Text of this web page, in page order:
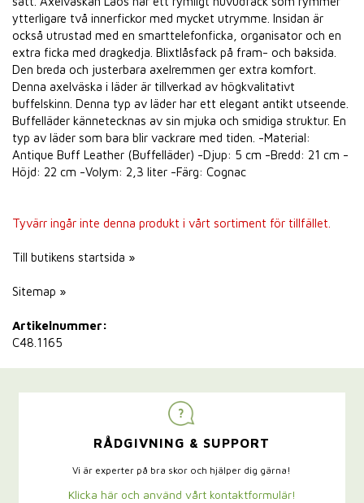
ytterligare två innerfickor med mycket utrymme. Insidan är
också utrustad med en smarttelefonficka, organisator och en
extra ficka med dragkedja. Blixtlåsfack på fram- och baksida.
Den breda och justerbara axelremmen ger extra komfort.
Denna axelväska i läder är tillverkad av högkvalitativt
buffelskinn. Denna typ av läder har ett elegant antikt utseende.
Buffelläder kännetecknas av sin mjuka och smidiga struktur. En
typ av läder som bara blir vackrare med tiden. -Material:
Antique Buff Leather (Buffelläder) -Djup: 5 cm -Bredd: 21 cm -
Höjd: 22 cm -Volym: 2,3 liter -Färg: Cognac
Tyvärr ingår inte denna produkt i vårt sortiment för tillfället.
Till butikens startsida »
Sitemap »
Artikelnummer:
C48.1165
RÅDGIVNING & SUPPORT
Vi är experter på bra skor och hjälper dig gärna!
Klicka här och använd vårt kontaktformulär!